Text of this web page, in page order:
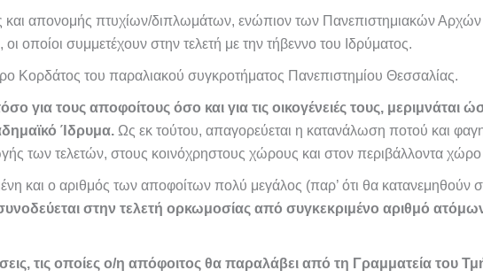
και απονομής πτυχίων/διπλωμάτων, ενώπιον των Πανεπιστημιακών
συμμετέχουν στην τελετή με την τήβεννο του Ιδρύματος.
Κορδάτος του παραλιακού συγκροτήματος Πανεπιστημίου Θεσσαλίας.
για τους αποφοίτους όσο και για τις οικογένειές τους, μεριμνάται
Ίδρυμα. Ως εκ τούτου, απαγορεύεται η κατανάλωση ποτού και
των τελετών, στους κοινόχρηστους χώρους και στον περιβάλλοντα
και ο αριθμός των αποφοίτων πολύ μεγάλος (παρ’ ότι θα κατανεμηθούν
στην τελετή ορκωμοσίας από συγκεκριμένο αριθμό
τις οποίες ο/η απόφοιτος θα παραλάβει από τη Γραμματεία του